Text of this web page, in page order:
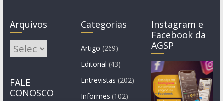
Arquivos
Arquivos
FALE
CONOSCO
Categorias
Artigo (269)
Editorial (43)
Entrevistas (202)
Informes (102)
Instagram e
Facebook da
AGSP